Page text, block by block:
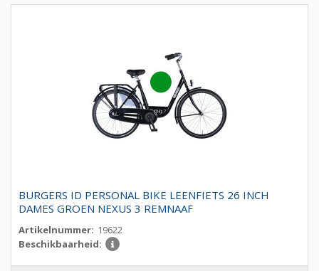
BURGERS ID PERSONAL BIKE LEENFIETS 26 INCH
DAMES GROEN NEXUS 3 REMNAAF
Artikelnummer: 19622
Beschikbaarheid: